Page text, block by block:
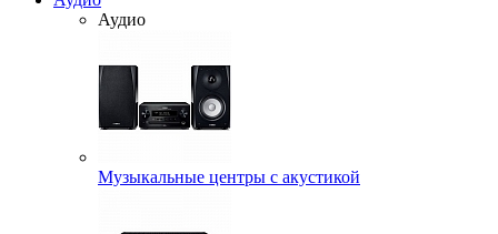
Аудио
Музыкальные центры с акустикой